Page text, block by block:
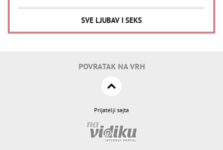
SVE LJUBAV I SEKS
POVRATAK NA VRH
Prijatelji sajta